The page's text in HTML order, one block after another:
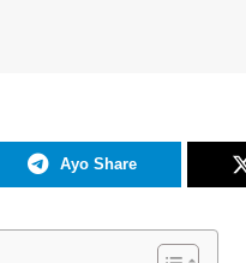
Ayo Share